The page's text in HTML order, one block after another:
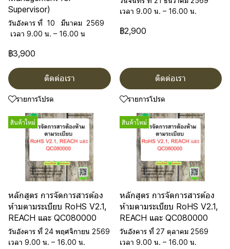
Supervisor)
วันอังคาร ที่ 10 มีนาคม 2569
เวลา 9.00 น. – 16.00 น
฿3,900
ติดต่อเรา
รายการโปรด
เวลา 9.00 น. – 16.00 น.
฿2,900
ติดต่อเรา
รายการโปรด
สินค้าใหม่
หลักสูตร การจัดการสารต้อง
ห้ามตามระเบียบ RoHS V2.1,
REACH และ QC080000
วันอังคาร ที่ 24 พฤศจิกายน 2569
เวลา 9.00 น. – 16.00 น.
สินค้าใหม่
หลักสูตร การจัดการสารต้อง
ห้ามตามระเบียบ RoHS V2.1,
REACH และ QC080000
วันอังคาร ที่ 27 ตุลาคม 2569
เวลา 9.00 น. – 16.00 น.